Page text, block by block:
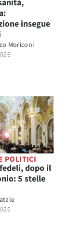
insegue
Moriconi
POLITICI
dopo il
5 stelle